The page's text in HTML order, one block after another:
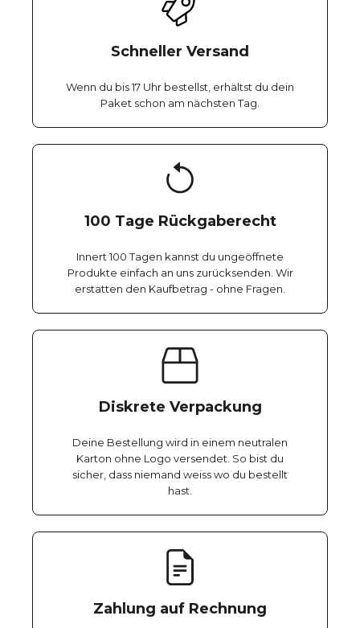
Schneller Versand
Wenn du bis 17 Uhr bestellst, erhältst du dein
Paket schon am nächsten Tag.
100 Tage Rückgaberecht
Innert 100 Tagen kannst du ungeöffnete
Produkte einfach an uns zurücksenden. Wir
erstatten den Kaufbetrag - ohne Fragen.
Diskrete Verpackung
Deine Bestellung wird in einem neutralen
Karton ohne Logo versendet. So bist du
sicher, dass niemand weiss wo du bestellt
hast.
Zahlung auf Rechnung